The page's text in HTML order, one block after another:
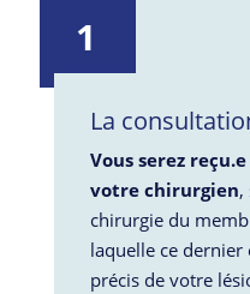
1
La
Vous serez
votre chirurgien,
chirurgie du
laquelle ce
précis de votre